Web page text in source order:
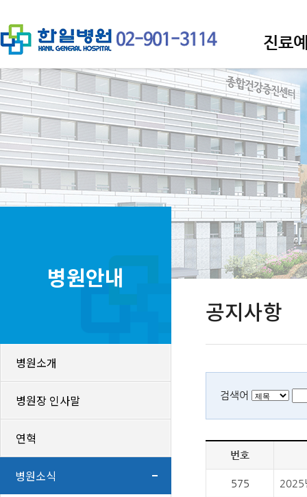
진료
병원안내
병원소개
병원장 인사말
연혁
병원소식
공지사항
검색어
번호
575 2025